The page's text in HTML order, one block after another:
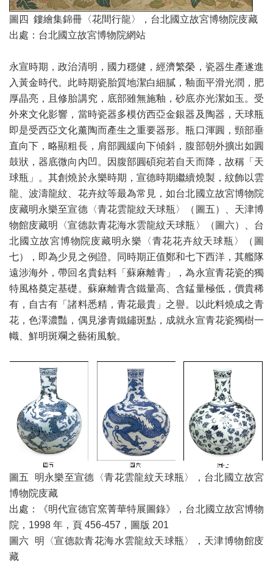
圖四 鏤繪集錦冊〈花間行龍〉，台北國立故宮博物院庋藏
出處：台北國立故宮博物院網站
永宣時期，政治清明，國力穩健，經濟繁榮，瓷器生產遂進
入黃金時代。此時期瓷胎質地潔白細膩，釉面平滑光潤，肥
厚晶亮，且修胎講究，底部雖無施釉，砂底亦光潔如玉。受
外來文化影響，當時瓷器多模仿西亞金銀器及陶器，天球瓶
即是受西亞文化薰陶而產生之重要器形。瓶口渾圓，頸部垂
直向下，略顯粗長，肩部圓緩向下傾斜，腹部朝外擴出如圓
鼓狀，器底微向內凹。因腹部圓碩宛若自天而降，故稱「天
球瓶」。其創燒於永樂時期，宣德時期繼續燒製，紋飾以雲
龍、波濤龍紋、花卉紋等最為常見，如台北國立故宮博物院
庋藏明永樂至宣德〈青花雲龍紋天球瓶〉（圖五）、天津博
物館庋藏明〈宣德款青花海水雲龍紋天球瓶〉（圖六）、台
北國立故宮博物院庋藏明永樂〈青花花卉紋天球瓶〉（圖
七），即為少見之例證。同時期正值鄭和七下西洋，其艦隊
遠涉海外，帶回名貴鈷料「蘇麻離青」，為永宣青花瓷的獨
特風格奠定基礎。蘇麻離青含鐵量高、含錳量極低，價貴稀
有，自古有「諸料悉精，青花最貴」之譽。以此料燒成之青
花，色澤濃豔，偶見滲青鐵鏽斑點，成就永宣青花瓷獨樹一
幟、鮮明斑斕之藝術風貌。
圖五 明永樂至宣德〈青花雲龍紋天球瓶〉，台北國立故宮
博物院庋藏
出處：《明代宣德官窯菁華特展圖錄》，台北國立故宮博物
院，1998 年，頁 456-457，圖版 201
圖六 明〈宣德款青花海水雲龍紋天球瓶〉，天津博物館庋
藏